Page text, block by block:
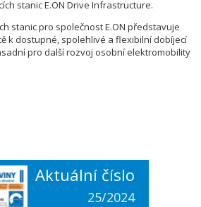
stanic E.ON Drive Infrastructure.
stanic pro společnost E.ON představuje
k dostupné, spolehlivé a flexibilní dobíjecí
pro další rozvoj osobní elektromobility
Aktuální číslo
25/2024